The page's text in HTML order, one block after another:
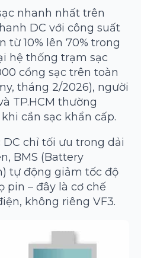
nhanh nhất trên
DC với công suất
từ 10% lên 70% trong
hệ thống trạm sạc
cổng sạc trên toàn
tháng 2/2026), người
TP.HCM thường
cần sạc khẩn cấp.
chỉ tối ưu trong dải
BMS (Battery
tự động giảm tốc độ
pin – đây là cơ chế
không riêng VF3.